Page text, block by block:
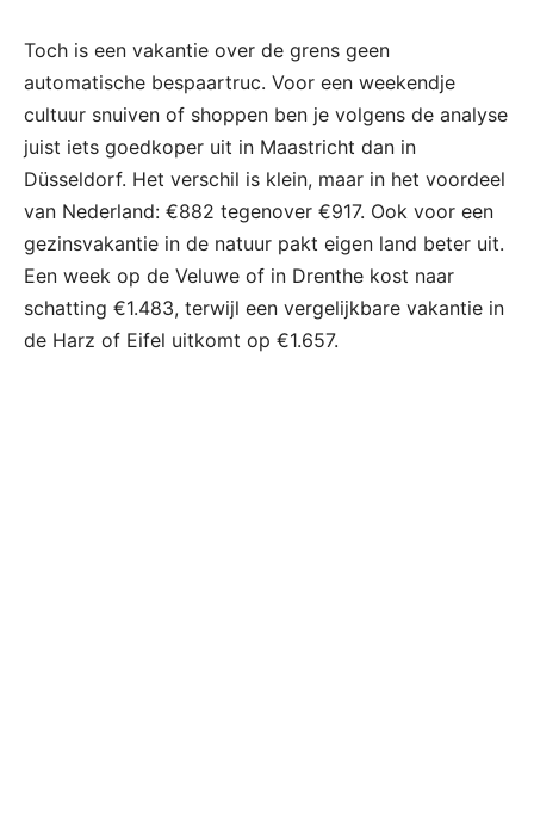
Toch is een vakantie over de grens geen
automatische bespaartruc. Voor een weekendje
cultuur snuiven of shoppen ben je volgens de analyse
juist iets goedkoper uit in Maastricht dan in
Düsseldorf. Het verschil is klein, maar in het voordeel
van Nederland: €882 tegenover €917. Ook voor een
gezinsvakantie in de natuur pakt eigen land beter uit.
Een week op de Veluwe of in Drenthe kost naar
schatting €1.483, terwijl een vergelijkbare vakantie in
de Harz of Eifel uitkomt op €1.657.